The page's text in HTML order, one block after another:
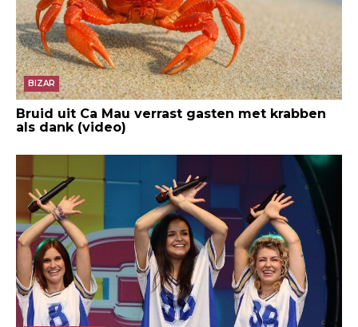
BIZAR
Bruid uit Ca Mau verrast gasten met krabben
als dank (video)